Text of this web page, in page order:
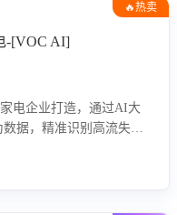
🔥热卖
-[VOC AI]
电企业打造，通过AI大
据，精准识别高流失风
落地的挽回策略，迅速